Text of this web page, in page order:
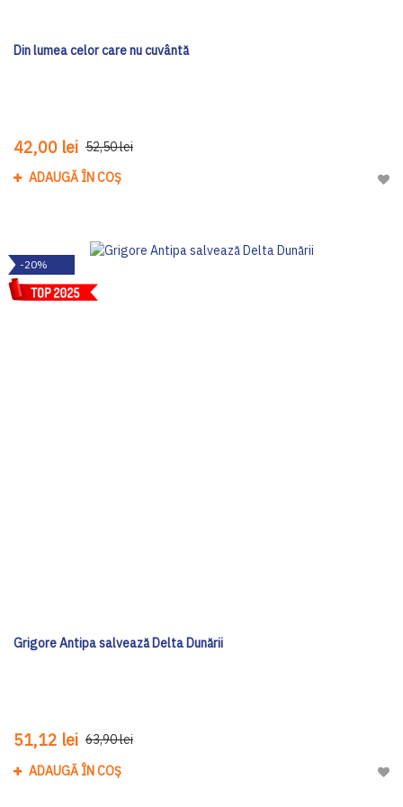
Din lumea celor care nu cuvântă
42,00 lei 52,50 lei
ADAUGĂ ÎN COȘ
-20%
Grigore Antipa salvează Delta Dunării
51,12 lei 63,90 lei
ADAUGĂ ÎN COȘ